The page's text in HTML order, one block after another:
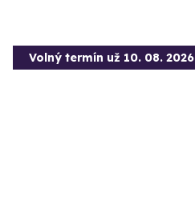
Volný termín už 10. 08. 2026